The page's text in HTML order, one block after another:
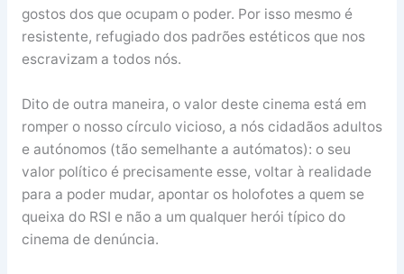
gostos dos que ocupam o poder. Por isso mesmo é
resistente, refugiado dos padrões estéticos que nos
escravizam a todos nós.
Dito de outra maneira, o valor deste cinema está em
romper o nosso círculo vicioso, a nós cidadãos adultos
e autónomos (tão semelhante a autómatos): o seu
valor político é precisamente esse, voltar à realidade
para a poder mudar, apontar os holofotes a quem se
queixa do RSI e não a um qualquer herói típico do
cinema de denúncia.